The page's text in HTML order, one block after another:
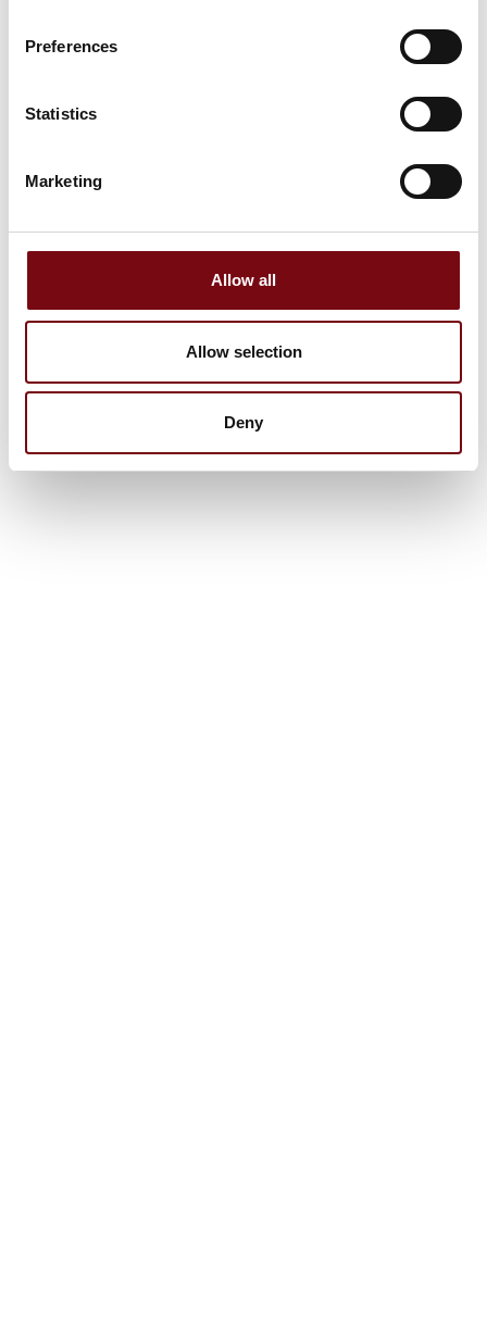
Preferences
Statistics
Marketing
Allow all
Allow selection
Deny